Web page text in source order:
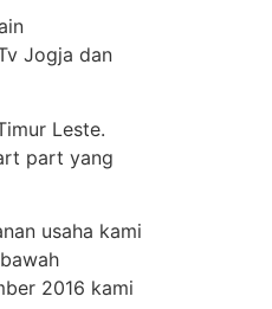
Jogja dan
Leste.
part yang
usaha kami
2016 kami